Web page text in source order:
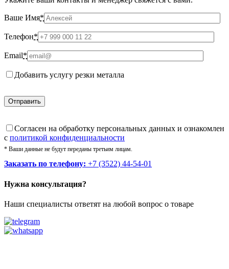
Ваше Имя*
Телефон*
Email*
Добавить услугу резки металла
Cогласен на обработку персональных данных и ознакомлен
с политикой конфиденциальности
* Ваши данные не будут переданы третьим лицам.
Заказать по телефону: +7 (3522) 44-54-01
Нужна консультация?
Наши специалисты ответят на любой вопрос о товаре